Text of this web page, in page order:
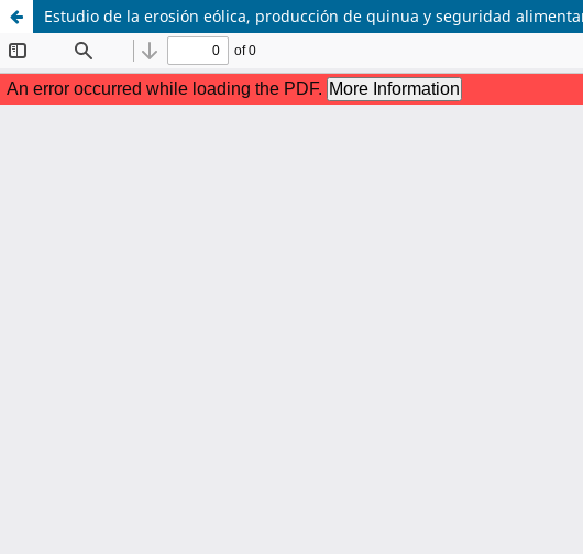
Estudio de la erosión eólica, producción de quinua y seguridad